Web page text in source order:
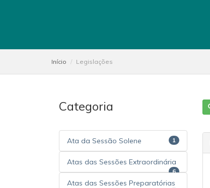
Início Legislações
Categoria
Ata da Sessão Solene 1
Atas das Sessões Extraordinária
6
Atas das Sessões Preparatórias